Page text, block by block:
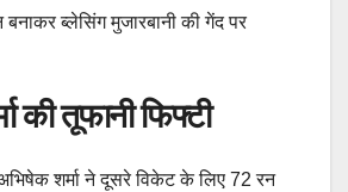
ब्लेसिंग मुजारबानी की गेंद पर
की तूफानी फिफ्टी
शर्मा ने दूसरे विकेट के लिए 72 रन